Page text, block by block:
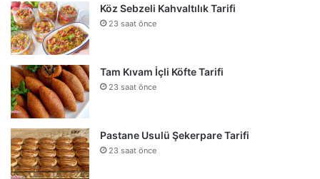
Köz Sebzeli Kahvaltılık Tarifi
23 saat önce
Tam Kıvam İçli Köfte Tarifi
23 saat önce
Pastane Usulü Şekerpare Tarifi
23 saat önce